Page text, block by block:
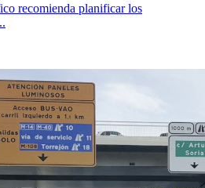
recomienda planificar los